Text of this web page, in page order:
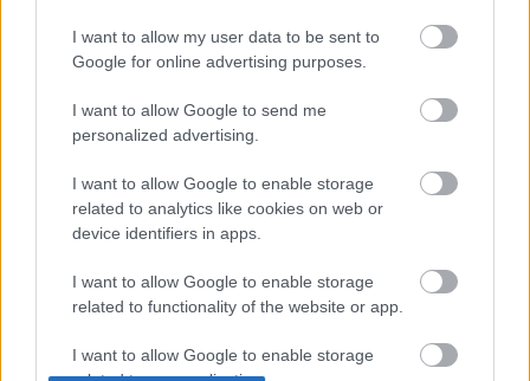
I want to allow my user data to be sent to
Google for online advertising purposes.
I want to allow Google to send me
personalized advertising.
I want to allow Google to enable storage
related to analytics like cookies on web or
device identifiers in apps.
I want to allow Google to enable storage
related to functionality of the website or app.
I want to allow Google to enable storage
Megszakítjuk adásunkat --
gazdasági hírek következnek
Tom és Berry•2012. december 21.
A világvége előtti felfokozott hangulatban néha nem
árt egy kis kikapcsolódás, úgyhogy most gyorsan
beszámolunk a RIM tegnapi harmadik negyedéves ...
Jövőre is kemény év vár a RIM-re